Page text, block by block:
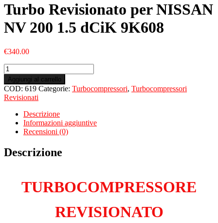
Turbo Revisionato per NISSAN
NV 200 1.5 dCiK 9K608
€340.00
Turbo
Revisionato
per
NISSAN
NV
dCiK
9K608
quantità
Aggiungi al carrello
COD: 619 Categorie: Turbocompressori, Turbocompressori
Revisionati
Descrizione
Informazioni aggiuntive
Recensioni (0)
Descrizione
TURBOCOMPRESSORE
REVISIONATO